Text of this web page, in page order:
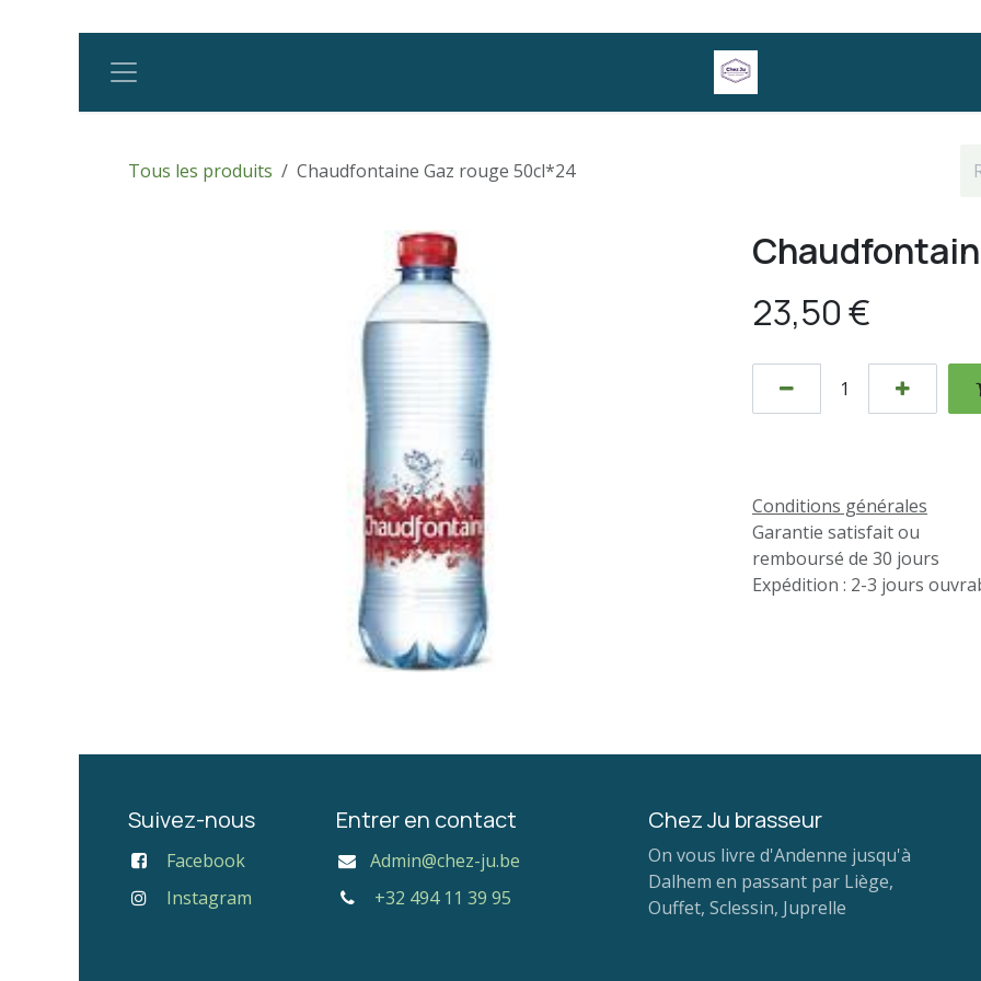
Tous les produits Chaudfontaine Gaz rouge 50cl*24
23,50€
Conditions générales
Garantie satisfait ou
remboursé de 30 jours
Expédition : 2-3 jours
Suivez-nous
Facebook
Instagram
Entrer en contact
Admin@chez-ju.be
+32 494 11 39 95
Chez Ju brasseur
On vous livre d'Andenne jusqu'à
Dalhem en passant par Liège,
Ouffet, Sclessin, Juprelle